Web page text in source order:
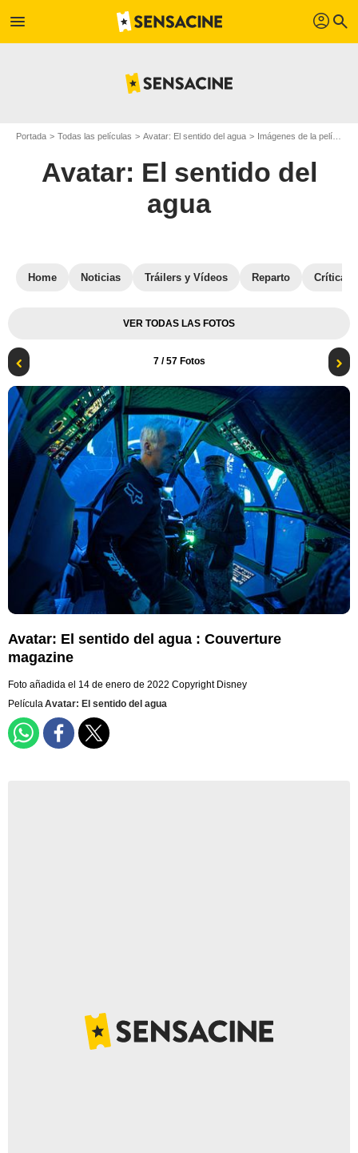
menu profil search
Portada Todas las películas Avatar: El sentido del agua Imágenes de la película Avatar: El sentido del agua
Avatar: El sentido del
agua
Home Noticias Tráilers y Vídeos Reparto Críticas
VER TODAS LAS FOTOS
7/ 57 Fotos
Avatar: El sentido del agua : Couverture
magazine
Foto añadida el 14 de enero de 2022 Copyright Disney
PelículaAvatar: El sentido del agua